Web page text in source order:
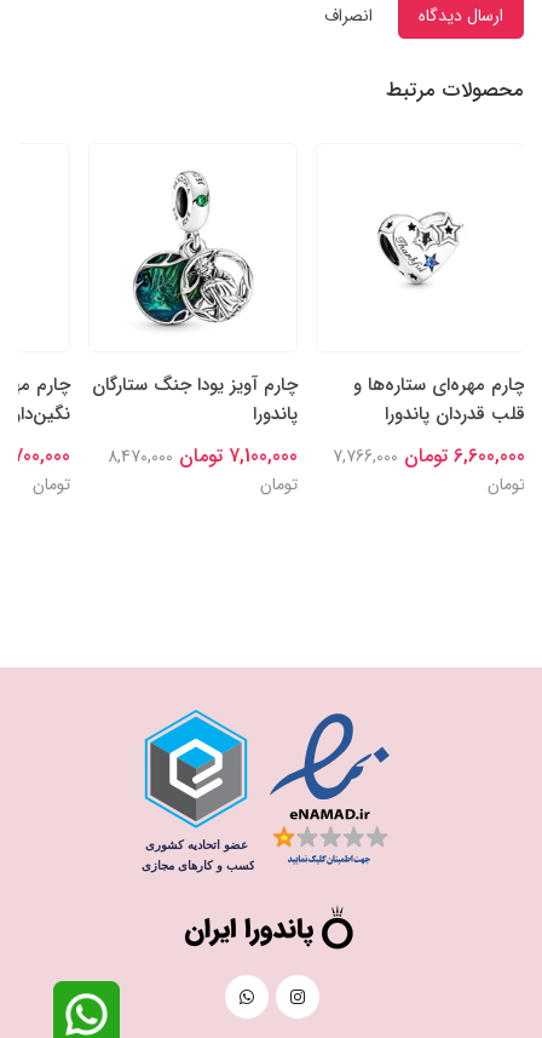
ارسال دیدگاه انصراف
محصولات مرتبط
چارم مهره‌ای ستاره‌ها و
قلب قدردان پاندورا
6,600,000 تومان
7,766,000
تومان
چارم آویز یودا جنگ ستارگان
پاندورا
7,100,000 تومان
8,470,000
تومان
چارم
نگین‌دار
6,700,000
تومان